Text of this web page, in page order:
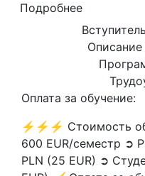
Подробнее
Описание
Оплата за обучение:
⚡⚡⚡ Стоимость
600 EUR/семестр ➲
PLN (25 EUR) ➲